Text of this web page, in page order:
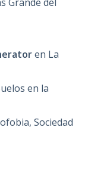
en La
en la
Sociedad